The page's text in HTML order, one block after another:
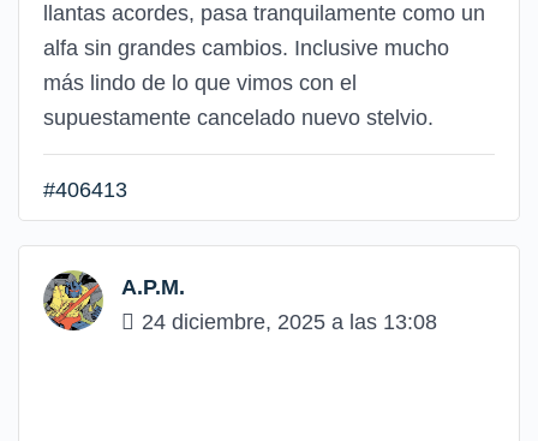
llantas acordes, pasa tranquilamente como un
alfa sin grandes cambios. Inclusive mucho
más lindo de lo que vimos con el
supuestamente cancelado nuevo stelvio.
#406413
A.P.M.
24 diciembre, 2025 a las 13:08